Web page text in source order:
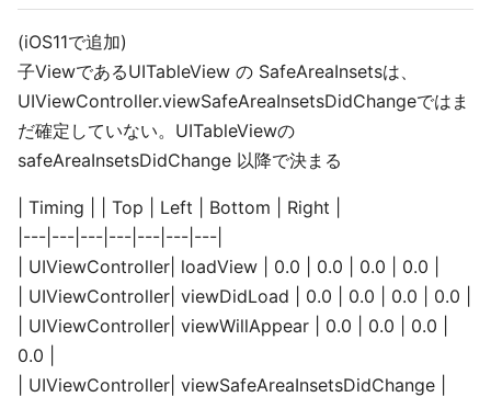
(iOS11で追加)
子ViewであるUITableView の SafeAreaInsetsは、
UIViewController.viewSafeAreaInsetsDidChangeではま
だ確定していない。UITableViewの
safeAreaInsetsDidChange 以降で決まる
| Timing | | Top | Left | Bottom | Right |
|---|---|---|---|---|---|---|
| UIViewController| loadView | 0.0 | 0.0 | 0.0 | 0.0 |
| UIViewController| viewDidLoad | 0.0 | 0.0 | 0.0 | 0.0 |
| UIViewController| viewWillAppear | 0.0 | 0.0 | 0.0 |
0.0 |
| UIViewController| viewSafeAreaInsetsDidChange |